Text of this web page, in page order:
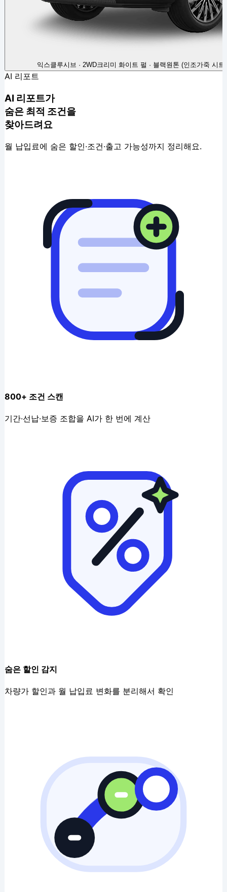
익스클루시브 · 2WD크리미 화이트 펄 · 블랙원톤 (인조가죽 시트)
AI 리포트
AI 리포트가
숨은 최적 조건을
찾아드려요
월 납입료에 숨은 할인·조건·출고 가능성까지 정리해요.
800+ 조건 스캔
기간·선납·보증 조합을 AI가 한 번에 계산
숨은 할인 감지
차량가 할인과 월 납입료 변화를 분리해서 확인